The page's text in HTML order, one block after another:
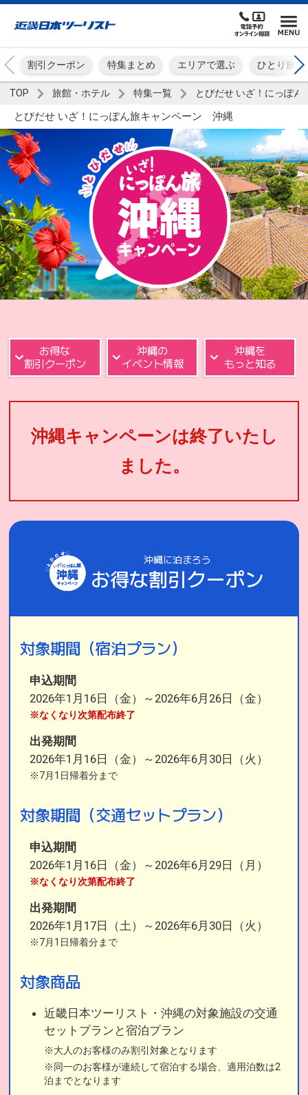
割引クーポン 特集まとめ エリアで選ぶ ひとり旅
TOP 旅館・ホテル 特集一覧 とびだせ いざ！にっぽん
とびだせ いざ！にっぽん旅キャンペーン 沖縄
お得な
割引クーポン
沖縄の
イベント情報
沖縄を
もっと知る
沖縄キャンペーンは終了いたし
ました。
沖縄に泊まろう
お得な割引クーポン
対象期間（宿泊プラン）
申込期間
2026年1月16日（金）～2026年6月26日（金）
※なくなり次第配布終了
出発期間
2026年1月16日（金）～2026年6月30日（火）
※7月1日帰着分まで
対象期間（交通セットプラン）
申込期間
2026年1月16日（金）～2026年6月29日（月）
※なくなり次第配布終了
出発期間
2026年1月17日（土）～2026年6月30日（火）
※7月1日帰着分まで
対象商品
近畿日本ツーリスト・沖縄の対象施設の交通
セットプランと宿泊プラン
※大人のお客様のみ割引対象となります
※同一のお客様が連続して宿泊する場合、適用泊数は2
泊までとなります